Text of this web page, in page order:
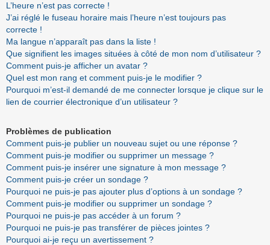
L’heure n’est pas correcte !
J’ai réglé le fuseau horaire mais l’heure n’est toujours pas
correcte !
Ma langue n’apparaît pas dans la liste !
Que signifient les images situées à côté de mon nom d’utilisateur ?
Comment puis-je afficher un avatar ?
Quel est mon rang et comment puis-je le modifier ?
Pourquoi m’est-il demandé de me connecter lorsque je clique sur le
lien de courrier électronique d’un utilisateur ?
Problèmes de publication
Comment puis-je publier un nouveau sujet ou une réponse ?
Comment puis-je modifier ou supprimer un message ?
Comment puis-je insérer une signature à mon message ?
Comment puis-je créer un sondage ?
Pourquoi ne puis-je pas ajouter plus d’options à un sondage ?
Comment puis-je modifier ou supprimer un sondage ?
Pourquoi ne puis-je pas accéder à un forum ?
Pourquoi ne puis-je pas transférer de pièces jointes ?
Pourquoi ai-je reçu un avertissement ?